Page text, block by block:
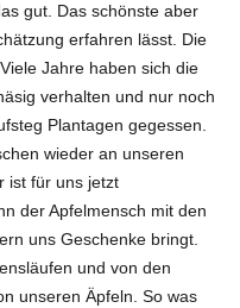
gut. Das schönste aber
erfahren lässt. Die
Jahre haben sich die
verhalten und nur noch
Plantagen gegessen.
wieder an unseren
ist für uns jetzt
der Apfelmensch mit den
uns Geschenke bringt.
und von den
unseren Äpfeln. So was